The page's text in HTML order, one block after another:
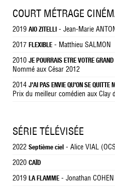
COURT MÉTRAGE
2019 AIO ZITELLI - Jean-Marie
2017 FLEXIBLE - Matthieu SALMON
2010 JE POURRAIS ETRE VOTRE
Nommé aux César 2012
2014 J'AI PAS ENVIE QU'ON SE QUITTE
Prix du meilleur comédien aux Clay
SÉRIE TÉLÉVISÉE
2022 Septième ciel - Alice VIAL
2020 CAÏD
2019 LA FLAMME - Jonathan